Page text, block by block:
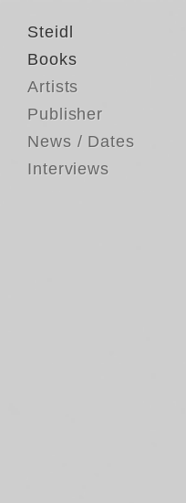
Steidl
Books
Artists
Publisher
News / Dates
Interviews